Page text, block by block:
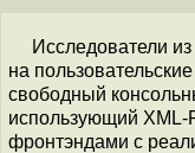
Исследователи
на
свободный
использующий XML-
фронтэндами с